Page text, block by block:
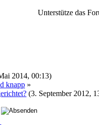
Unterstütze das
2014, 00:13)
knapp »
(3. September 2012,